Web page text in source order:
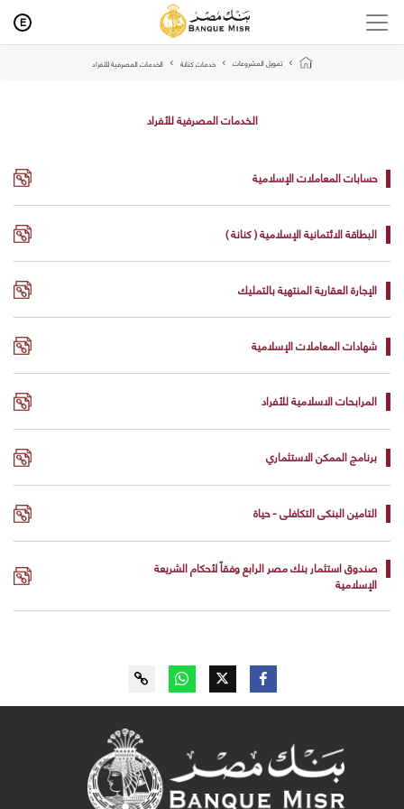
E
تمويل المشروعات خدمات كنانة الخدمات المصرفية للأفراد
الخدمات المصرفية للأفراد
حسابات المعاملات الإسلامية
البطاقة الائتمانية الإسلامية ( كنانة )
الإجارة العقارية المنتهية بالتمليك
شهادات المعاملات الإسلامية
المرابحات الاسلامية للأفراد
برنامج الممكن الاستثماري
التامين البنكى التكافلى - حياة
صندوق استثمار بنك مصر الرابع وفقاً لأحكام الشريعة
الإسلامية